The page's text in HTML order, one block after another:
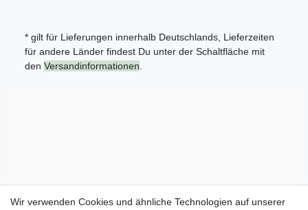
* gilt für Lieferungen innerhalb Deutschlands, Lieferzeiten
für andere Länder findest Du unter der Schaltfläche mit
den Versandinformationen
Wir verwenden Cookies und ähnliche Technologien auf unserer